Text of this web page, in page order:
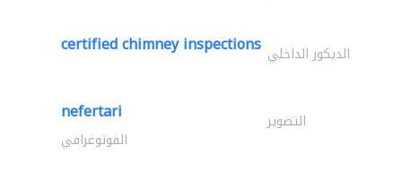
certified chimney inspections الديكور الداخلي
nefertari التصوير
الفوتوغرافي